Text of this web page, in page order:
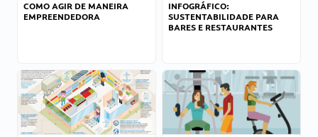
COMO AGIR DE MANEIRA
EMPREENDEDORA
INFOGRÁFICO:
SUSTENTABILIDADE PARA
BARES E RESTAURANTES